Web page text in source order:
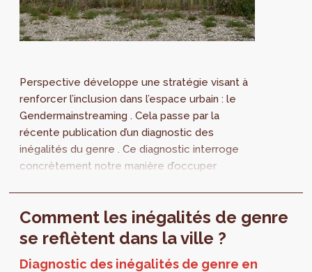
Perspective développe une stratégie visant à
renforcer l’inclusion dans l’espace urbain : le
Gendermainstreaming . Cela passe par la
récente publication d’un diagnostic des
inégalités du genre . Ce diagnostic interroge
concrètement notre manière d’occuper
Comment les inégalités de genre
se reflètent dans la ville ?
Diagnostic des inégalités de genre en